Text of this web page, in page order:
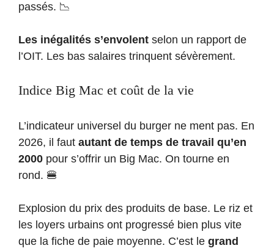
passés. 📉
Les inégalités s’envolent selon un rapport de
l’OIT. Les bas salaires trinquent sévèrement.
Indice Big Mac et coût de la vie
L’indicateur universel du burger ne ment pas. En
2026, il faut autant de temps de travail qu’en
2000 pour s’offrir un Big Mac. On tourne en
rond. 🍔
Explosion du prix des produits de base. Le riz et
les loyers urbains ont progressé bien plus vite
que la fiche de paie moyenne. C’est le grand